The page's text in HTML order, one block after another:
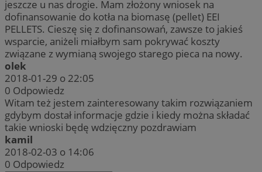
jeszcze u nas drogie. Mam złożony wniosek na
dofinansowanie do kotła na biomasę (pellet) EEI
PELLETS. Cieszę się z dofinansowań, zawsze to jakieś
wsparcie, aniżeli miałbym sam pokrywać koszty
związane z wymianą swojego starego pieca na nowy.
olek
2018-01-29 o 22:05
0 Odpowiedz
Witam też jestem zainteresowany takim rozwiązaniem
gdybym dostał informacje gdzie i kiedy można składać
takie wnioski będę wdzięczny pozdrawiam
kamil
2018-02-03 o 14:06
0 Odpowiedz